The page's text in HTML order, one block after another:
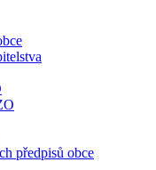
předpisů obce